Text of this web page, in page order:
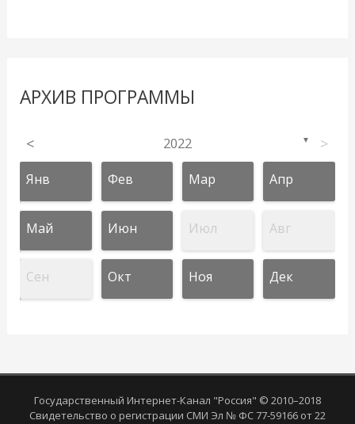
АРХИВ ПРОГРАММЫ
< 2022 ▼ >
Янв Фев Мар Апр
Май Июн Июл Авг
Сен Окт Ноя Дек
Государственный Интернет-Канал "Россия" © 2010–2018
Свидетельство о регистрации СМИ Эл № ФС 77-59166 от 22